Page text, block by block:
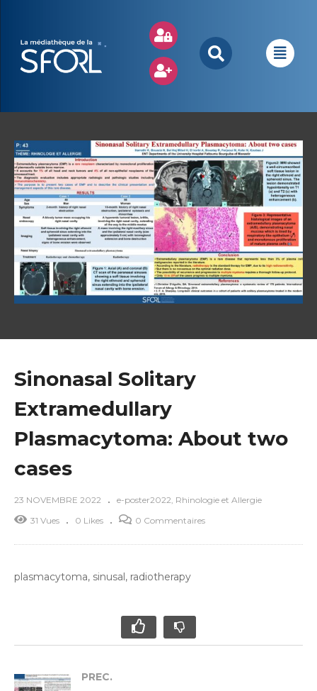
Sinonasal Solitary
Extramedullary
Plasmacytoma: About two
cases
23 NOVEMBRE 2022 e-poster2022 Rhinologie et Allergie
31 Vues
0 Likes 0 Commentaires
plasmacytoma, sinusal, radiotherapy
PREC.